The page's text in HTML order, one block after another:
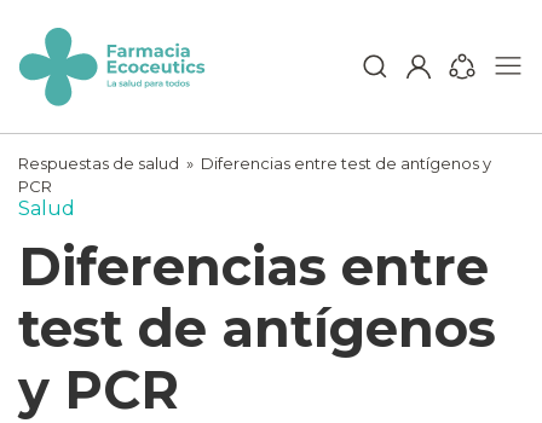
content
ecoceutics
Respuestas de salud » Diferencias entre test de antígenos y
PCR
Salud
Diferencias entre
test de antígenos
y PCR